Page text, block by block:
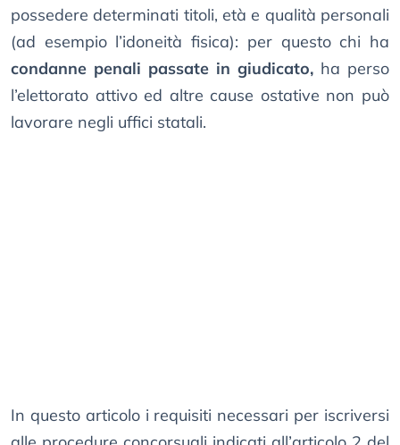
possedere determinati titoli, età e qualità personali
(ad esempio l’idoneità fisica): per questo chi ha
condanne penali passate in giudicato, ha perso
l’elettorato attivo ed altre cause ostative non può
lavorare negli uffici statali.
In questo articolo i requisiti necessari per iscriversi